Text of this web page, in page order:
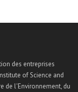
des entreprises
of Science and
de l'Environnement, du